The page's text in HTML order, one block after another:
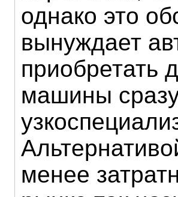
однако это
вынуждает
приобретать
машины
менее